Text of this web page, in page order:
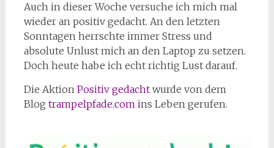
Auch in dieser Woche versuche ich mich mal
wieder an positiv gedacht. An den letzten
Sonntagen herrschte immer Stress und
absolute Unlust mich an den Laptop zu setzen.
Doch heute habe ich echt richtig Lust darauf.
Die Aktion Positiv gedacht wurde von dem
Blog trampelpfade.com ins Leben gerufen.